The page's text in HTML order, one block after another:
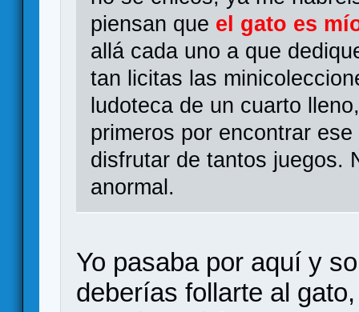
piensan que el gato es
allá cada uno a que
tan licitas las
ludoteca de un cuarto
primeros por encontrar
disfrutar de tantos juegos.
anormal.
Yo pasaba por aquí y
deberías follarte al